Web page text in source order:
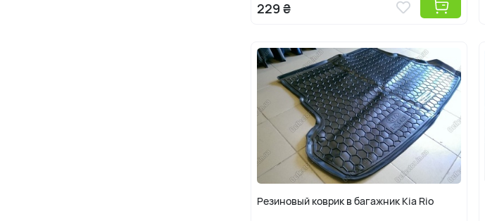
229 ₴
Резиновый коврик в багажник Kia Rio